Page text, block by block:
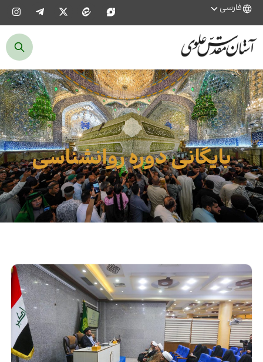
فارسی
بایگانی دوره روانشناسی